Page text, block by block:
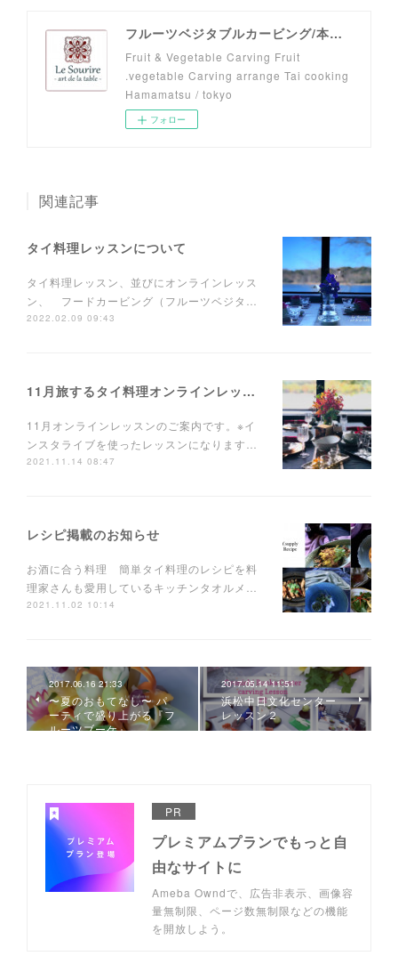
フルーツベジタブルカービング/本格タイ料理教室 Le Sourire -art de la table-
Fruit & Vegetable Carving Fruit
.vegetable Carving arrange Tai cooking
Hamamatsu / tokyo
フォロー
関連記事
タイ料理レッスンについて
タイ料理レッスン、並びにオンラインレッス
ン、 フードカービング（フルーツベジタ…
2022.02.09 09:43
11月旅するタイ料理オンラインレッスンのお知らせ
11月オンラインレッスンのご案内です。※イ
ンスタライブを使ったレッスンになります…
2021.11.14 08:47
レシピ掲載のお知らせ
お酒に合う料理 簡単タイ料理のレシピを料
理家さんも愛用しているキッチンタオルメ…
2021.11.02 10:14
2017.06.16 21:33
〜夏のおもてなし〜 パ
ーティで盛り上がる『フ
ルーツブーケ』
2017.05.14 11:51
浜松中日文化センター
レッスン２
PR
プレミアムプランでもっと自
由なサイトに
Ameba Owndで、広告非表示、画像容
量無制限、ページ数無制限などの機能
を開放しよう。